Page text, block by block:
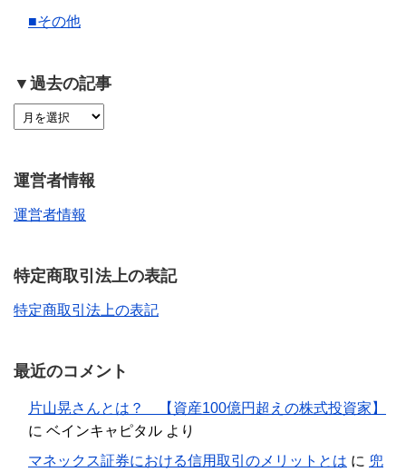
■その他
▼過去の記事
運営者情報
運営者情報
特定商取引法上の表記
特定商取引法上の表記
最近のコメント
片山晃さんとは？ 【資産100億円超えの株式投資家】
に ベインキャピタル より
マネックス証券における信用取引のメリットとは に 兜